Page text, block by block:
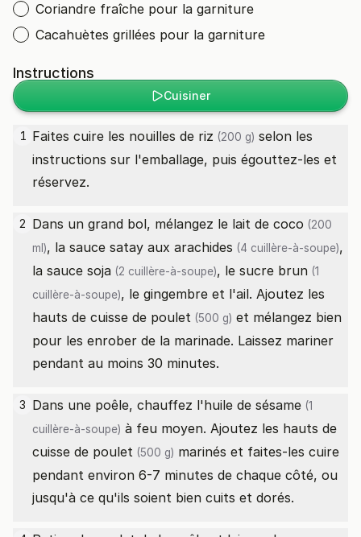
Coriandre fraîche pour la garniture
Cacahuètes grillées pour la garniture
Instructions
Cuisiner
1 Faites cuire les nouilles de riz (200 g) selon les
instructions sur l'emballage, puis égouttez-les et
réservez.
2 Dans un grand bol, mélangez le lait de coco (200
ml), la sauce satay aux arachides (4 cuillère-à-soupe),
la sauce soja (2 cuillère-à-soupe), le sucre brun (1
cuillère-à-soupe), le gingembre et l'ail. Ajoutez les
hauts de cuisse de poulet (500 g) et mélangez bien
pour les enrober de la marinade. Laissez mariner
pendant au moins 30 minutes.
3 Dans une poêle, chauffez l'huile de sésame (1
cuillère-à-soupe) à feu moyen. Ajoutez les hauts de
cuisse de poulet (500 g) marinés et faites-les cuire
pendant environ 6-7 minutes de chaque côté, ou
jusqu'à ce qu'ils soient bien cuits et dorés.